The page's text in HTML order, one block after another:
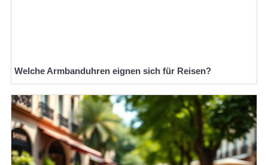
Welche Armbanduhren eignen sich für Reisen?